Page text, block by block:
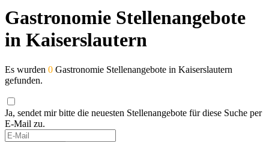
Gastronomie Stellenangebote
in Kaiserslautern
Es wurden 0 Gastronomie Stellenangebote in Kaiserslautern
gefunden.
Ja, sendet mir bitte die neuesten Stellenangebote für diese Suche per
E-Mail zu.